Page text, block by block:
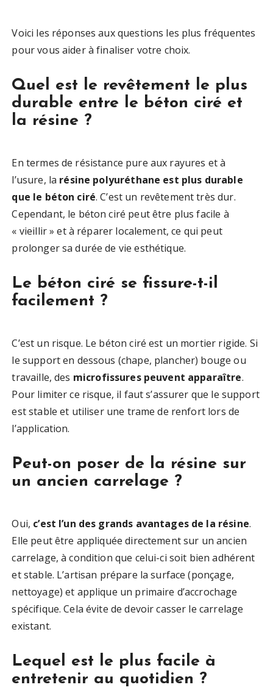
Voici les réponses aux questions les plus fréquentes
pour vous aider à finaliser votre choix.
Quel est le revêtement le plus
durable entre le béton ciré et
la résine ?
En termes de résistance pure aux rayures et à
l’usure, la résine polyuréthane est plus durable
que le béton ciré. C’est un revêtement très dur.
Cependant, le béton ciré peut être plus facile à
« vieillir » et à réparer localement, ce qui peut
prolonger sa durée de vie esthétique.
Le béton ciré se fissure-t-il
facilement ?
C’est un risque. Le béton ciré est un mortier rigide. Si
le support en dessous (chape, plancher) bouge ou
travaille, des microfissures peuvent apparaître.
Pour limiter ce risque, il faut s’assurer que le support
est stable et utiliser une trame de renfort lors de
l’application.
Peut-on poser de la résine sur
un ancien carrelage ?
Oui, c’est l’un des grands avantages de la résine.
Elle peut être appliquée directement sur un ancien
carrelage, à condition que celui-ci soit bien adhérent
et stable. L’artisan prépare la surface (ponçage,
nettoyage) et applique un primaire d’accrochage
spécifique. Cela évite de devoir casser le carrelage
existant.
Lequel est le plus facile à
entretenir au quotidien ?